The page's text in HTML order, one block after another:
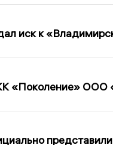
иск к
«Поколение» ООО